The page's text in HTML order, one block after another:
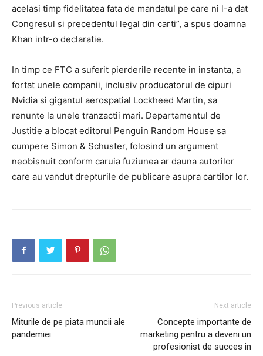
acelasi timp fidelitatea fata de mandatul pe care ni l-a dat
Congresul si precedentul legal din carti”, a spus doamna
Khan intr-o declaratie.
In timp ce FTC a suferit pierderile recente in instanta, a
fortat unele companii, inclusiv producatorul de cipuri
Nvidia si gigantul aerospatial Lockheed Martin, sa
renunte la unele tranzactii mari. Departamentul de
Justitie a blocat editorul Penguin Random House sa
cumpere Simon & Schuster, folosind un argument
neobisnuit conform caruia fuziunea ar dauna autorilor
care au vandut drepturile de publicare asupra cartilor lor.
Previous article
Miturile de pe piata muncii ale
pandemiei
Next article
Concepte importante de
marketing pentru a deveni un
profesionist de succes in